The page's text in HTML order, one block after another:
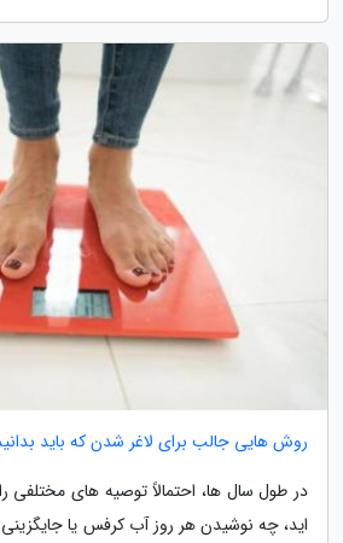
روش هایی جالب برای لاغر شدن که باید
در طول سال ها، احتمالاً توصیه های مختلفی
اید، چه نوشیدن هر روز آب کرفس یا